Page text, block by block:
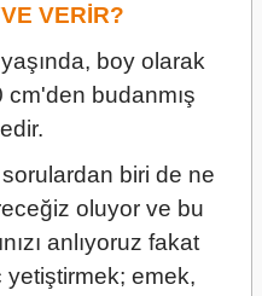
VERİR?
boy olarak
budanmış
sorulardan biri de ne
oluyor ve bu
anlıyoruz fakat
yetiştirmek; emek,